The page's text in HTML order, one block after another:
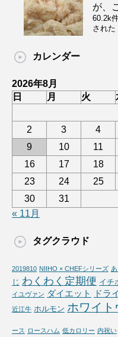
が、
60.2k
された
カレンダー
2026年8月
日
月 火
2
3 4
9
10 11
16
17 18
23
24 25
30
31
« 11月
タグクラウド
2019810 NIIHO × CHEFシリーズ
じ わくわく定期便 イチ
イユヴァン ダイエット ドラ
近江牛 ホルモン ホワイト
ース ロースハム 低カロリー 内祝い